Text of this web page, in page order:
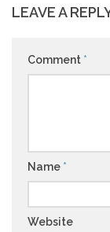
LEAVE A
Comment *
Name *
Website